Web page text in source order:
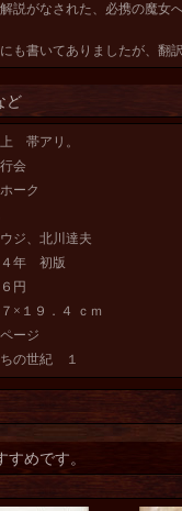
説がなされた、必携の魔女へ
も書いてありましたが、翻
ど
帯アリ。
会
ーク
ジ、北川達夫
４年 初版
円
×１９．４ ｃｍ
ージ
の世紀 １
めです。